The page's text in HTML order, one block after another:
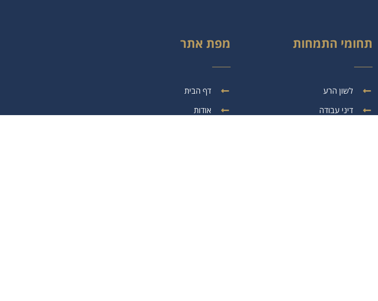
תחומי התמחות
לשון הרע
דיני עבודה
מפת אתר
דף הבית
אודות